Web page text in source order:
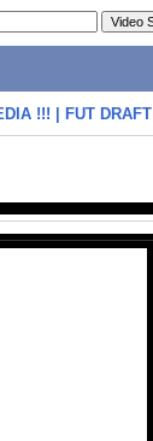
!!! | FUT DRAFT